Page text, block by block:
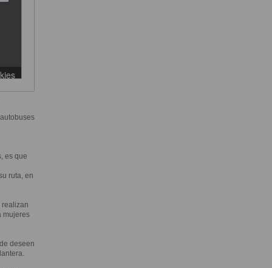
es que
ruta, en
realizan
mujeres
deseen